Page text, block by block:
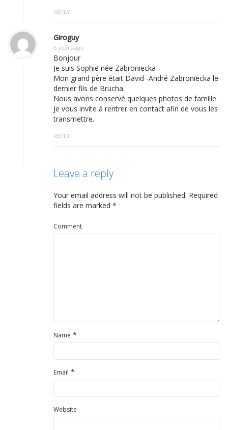
REPLY
Giroguy
5 years ago
Bonjour
Je suis Sophie née Zabroniecka
Mon grand père était David -André Zabroniecka le
dernier fils de Brucha.
Nous avons conservé quelques photos de famille.
Je vous invite à rentrer en contact afin de vous les
transmettre.
REPLY
Leave a reply
Your email address will not be published. Required
fields are marked *
Comment
Name *
Email *
Website